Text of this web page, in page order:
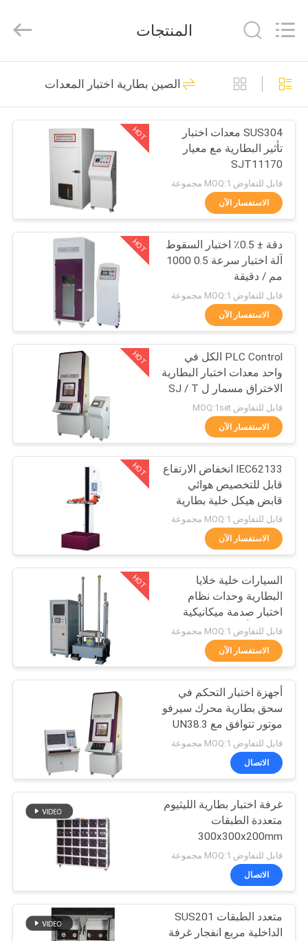
منزل،
بيت
منتجات
معلومات
جولة
المعمل
مراقبة
الجودة
اتصل
أخبار
اطلب
اقتباس
خريطة
الموقع
PRIVACY
POLICY
Ltd.，.
ECER
بطارية اختبار المعدات
163
UN38.3 معدات اختبار
البطارية
33
IEC62133 معدات
اختبار البطارية
27
مطّاط يختبر تجهيز
35
بيئيّ إختبار غرفة
80
الهاتف المحمول
معدات الاختبار
88
المنتجات
الصين بطارية اختبار المعدات
HOT
SUS304 معدات اختبار
تأثير البطارية مع معيار
SJT11170
قابل للتفاوض MOQ:1 مجموعة
الاستفسار الآن
HOT
دقة ± 0.5٪ اختبار السقوط
آلة اختبار سرعة 0.5 1000
مم / دقيقة
قابل للتفاوض MOQ:1 مجموعة
الاستفسار الآن
HOT
PLC Control الكل في
واحد معدات اختبار البطارية
الاختراق مسمار ل SJ / T
11170 UL 2054 ، GB /
T18287
قابل للتفاوض MOQ:1set
الاستفسار الآن
HOT
IEC62133 انخفاض الارتفاع
قابل للتخصيص هوائي
قابض هيكل خلية بطارية
الإلكترونيات الحرة آلة
اختبار السقوط
قابل للتفاوض MOQ:1 مجموعة
الاستفسار الآن
HOT
السيارات خلية خلايا
البطارية وحدات نظام
اختبار صدمة ميكانيكية
تسريع تأثير آلة الاختبار
قابل للتفاوض MOQ:1 مجموعة
الاستفسار الآن
أجهزة اختبار التحكم في
سحق بطارية محرك سيرفو
موتور تتوافق مع UN38.3
IEC 62133 IEC1642
قابل للتفاوض MOQ:1 مجموعة
الاتصال
غرفة اختبار بطارية الليثيوم
متعددة الطبقات
300x300x200mm
قابل للتفاوض MOQ:1 مجموعة
الاتصال
متعدد الطبقات SUS201
الداخلية مربع انفجار غرفة